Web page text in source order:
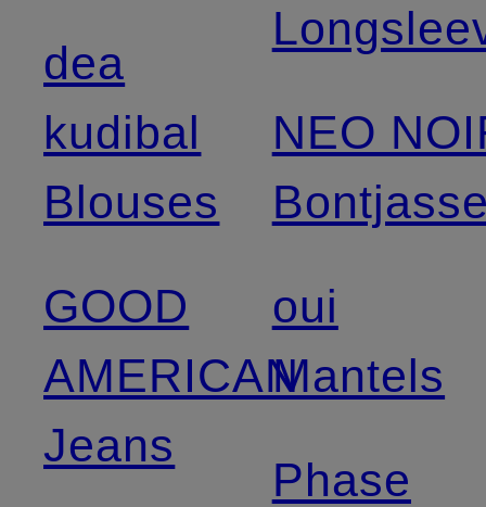
dea
kudibal
Blouses
GOOD
AMERICAN
Jeans
NEO
oui
Mantels
Phase